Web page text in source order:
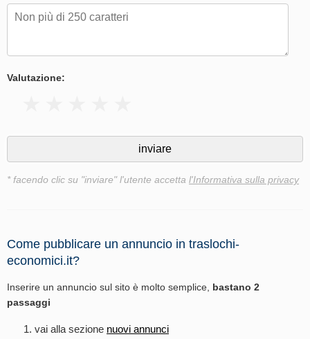
Valutazione:
* facendo clic su "inviare" l'utente accetta l'Informativa sulla privacy
Come pubblicare un annuncio in traslochi-
economici.it?
Inserire un annuncio sul sito è molto semplice, bastano 2
passaggi
vai alla sezione nuovi annunci